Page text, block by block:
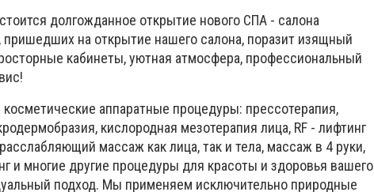
долгожданное открытие нового СПА - салона
на открытие нашего салона, поразит изящный
кабинеты, уютная атмосфера, профессиональный
аппаратные процедуры: прессотерапия,
кислородная мезотерапия лица, RF - лифтинг
массаж как лица, так и тела, массаж в 4 руки,
и многие другие процедуры для красоты и здоровья вашего
подход. Мы применяем исключительно природные